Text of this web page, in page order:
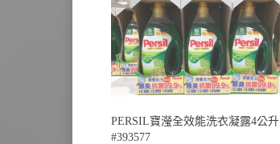
PERSIL寶瀅全效能洗衣凝露4公升
#393577